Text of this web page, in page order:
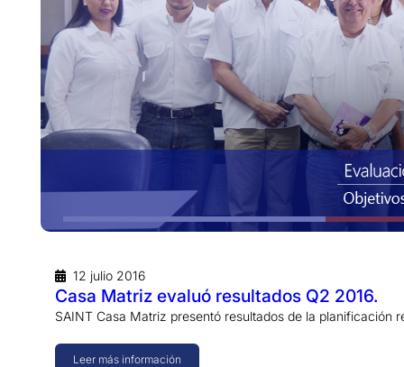
12 julio 2016
Casa Matriz evaluó resultados Q2 2016.
SAINT Casa Matriz presentó resultados de la
Leer más información